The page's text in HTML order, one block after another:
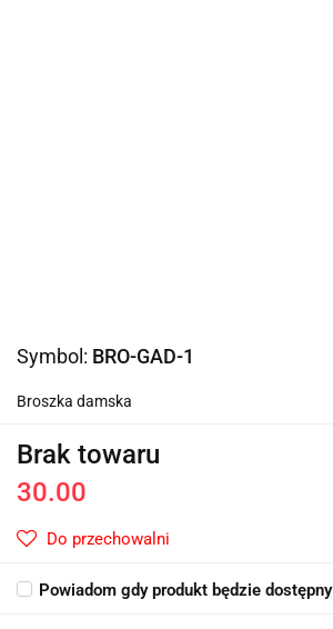
Symbol: BRO-GAD-1
Broszka damska
Brak towaru
30.00
Do przechowalni
Powiadom gdy produkt będzie dostępny